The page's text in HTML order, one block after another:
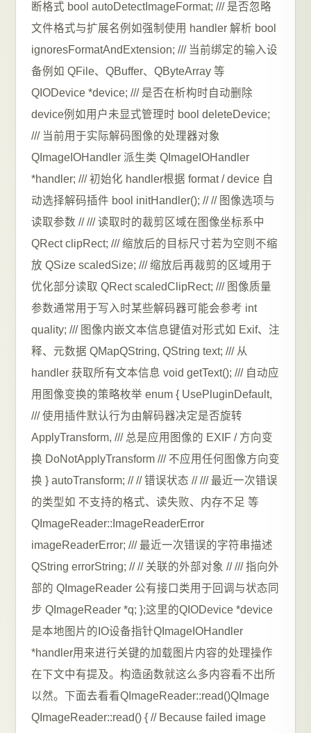
断格式 bool autoDetectImageFormat; /// 是否忽略
文件格式与扩展名例如强制使用 handler 解析 bool
ignoresFormatAndExtension; /// 当前绑定的输入设
备例如 QFile、QBuffer、QByteArray 等
QIODevice *device; /// 是否在析构时自动删除
device例如用户未显式管理时 bool deleteDevice;
/// 当前用于实际解码图像的处理器对象
QImageIOHandler 派生类 QImageIOHandler
*handler; /// 初始化 handler根据 format / device 自
动选择解码插件 bool initHandler(); // // 图像选项与
读取参数 // /// 读取时的裁剪区域在图像坐标系中
QRect clipRect; /// 缩放后的目标尺寸若为空则不缩
放 QSize scaledSize; /// 缩放后再裁剪的区域用于
优化部分读取 QRect scaledClipRect; /// 图像质量
参数通常用于写入时某些解码器可能会参考 int
quality; /// 图像内嵌文本信息键值对形式如 Exif、注
释、元数据 QMapQString, QString text; /// 从
handler 获取所有文本信息 void getText(); /// 自动应
用图像变换的策略枚举 enum { UsePluginDefault,
/// 使用插件默认行为由解码器决定是否旋转
ApplyTransform, /// 总是应用图像的 EXIF / 方向变
换 DoNotApplyTransform /// 不应用任何图像方向变
换 } autoTransform; // // 错误状态 // /// 最近一次错误
的类型如 不支持的格式、读失败、内存不足 等
QImageReader::ImageReaderError
imageReaderError; /// 最近一次错误的字符串描述
QString errorString; // // 关联的外部对象 // /// 指向外
部的 QImageReader 公有接口类用于回调与状态同
步 QImageReader *q; };这里的QIODevice *device
是本地图片的IO设备指针QImageIOHandler
*handler用来进行关键的加载图片内容的处理操作
在下文中有提及。构造函数就这么多内容看不出所
以然。下面去看看QImageReader::read()QImage
QImageReader::read() { // Because failed image